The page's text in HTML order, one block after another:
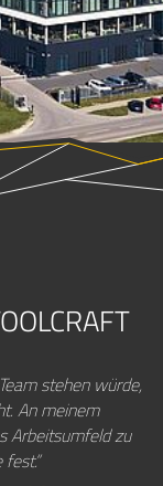
4
stehen würde,
An meinem
Arbeitsumfeld zu
PRAKTIKUM